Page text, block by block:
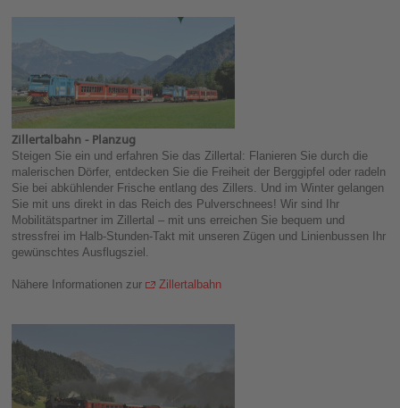
Zillertalbahn - Planzug
Steigen Sie ein und erfahren Sie das Zillertal: Flanieren Sie durch die
malerischen Dörfer, entdecken Sie die Freiheit der Berggipfel oder radeln
Sie bei abkühlender Frische entlang des Zillers. Und im Winter gelangen
Sie mit uns direkt in das Reich des Pulverschnees! Wir sind Ihr
Mobilitätspartner im Zillertal – mit uns erreichen Sie bequem und
stressfrei im Halb-Stunden-Takt mit unseren Zügen und Linienbussen Ihr
gewünschtes Ausflugsziel.
Nähere Informationen zur Zillertalbahn